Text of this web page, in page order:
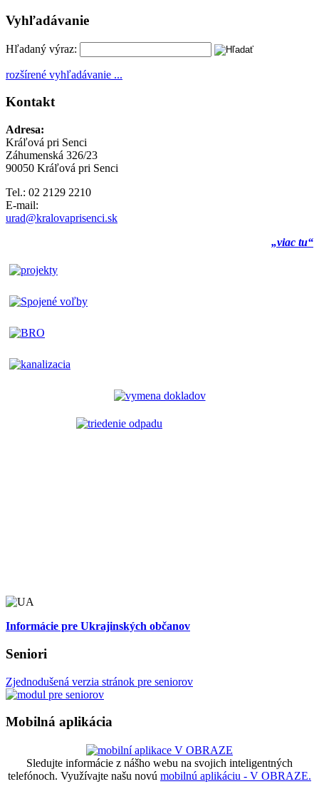
Vyhľadávanie
Hľadaný výraz:
rozšírené vyhľadávanie ...
Kontakt
Adresa:
Kráľová pri Senci
Záhumenská 326/23
90050 Kráľová pri Senci
Tel.: 02 2129 2210
E-mail:
urad@kralovaprisenci.sk
„viac tu“
Informácie pre Ukrajinských občanov
Seniori
Zjednodušená verzia stránok pre seniorov
Mobilná aplikácia
Sledujte informácie z nášho webu na svojich inteligentných
telefónoch. Využívajte našu novú mobilnú aplikáciu - V OBRAZE.